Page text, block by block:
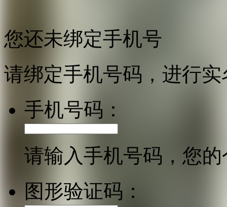
您还未绑定手机号
请绑定手机号码，进行
手机号码：
请输入手机号码，您
图形验证码：